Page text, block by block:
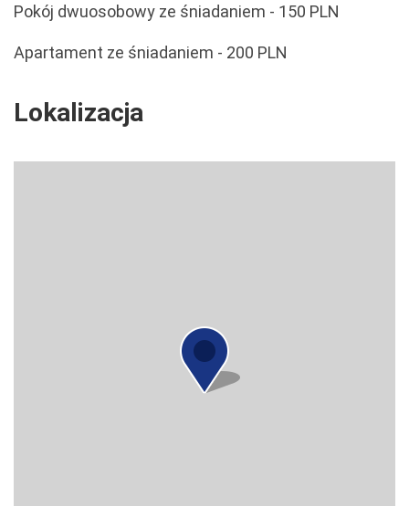
Pokój dwuosobowy ze śniadaniem - 150 PLN
Apartament ze śniadaniem - 200 PLN
Lokalizacja